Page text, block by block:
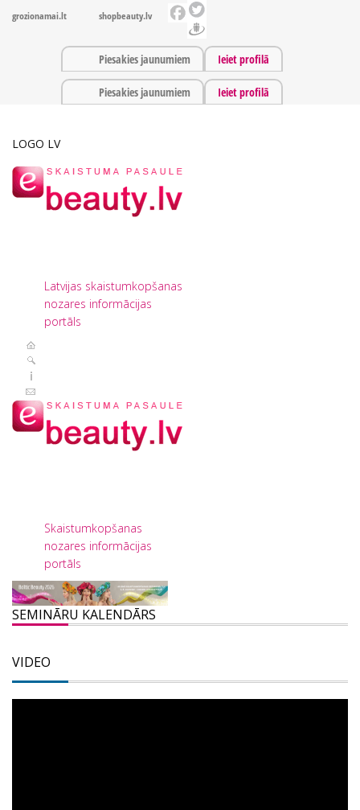
grozionamai.lt shopbeauty.lv
Piesakies jaunumiem Ieiet profilā
Piesakies jaunumiem Ieiet profilā
LOGO LV
Latvijas skaistumkopšanas
nozares informācijas
portāls
Skaistumkopšanas
nozares informācijas
portāls
SEMINĀRU KALENDĀRS
VIDEO